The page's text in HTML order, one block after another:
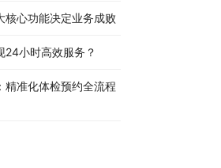
核心功能决定业务成败​
24小时高效服务？
精准化体检预约全流程